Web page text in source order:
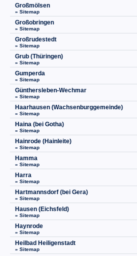
Großmölsen
» Sitemap
Großobringen
» Sitemap
Großrudestedt
» Sitemap
Grub (Thüringen)
» Sitemap
Gumperda
» Sitemap
Günthersleben-Wechmar
» Sitemap
Haarhausen (Wachsenburggemeinde)
» Sitemap
Haina (bei Gotha)
» Sitemap
Hainrode (Hainleite)
» Sitemap
Hamma
» Sitemap
Harra
» Sitemap
Hartmannsdorf (bei Gera)
» Sitemap
Hausen (Eichsfeld)
» Sitemap
Haynrode
» Sitemap
Heilbad Heiligenstadt
» Sitemap